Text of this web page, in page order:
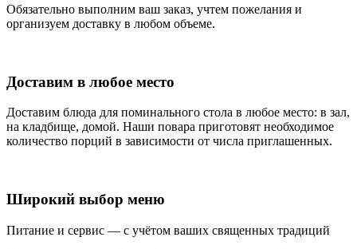
Обязательно выполним ваш заказ, учтем пожелания и
организуем доставку в любом объеме.
Доставим в любое место
Доставим блюда для поминального стола в любое место: в зал,
на кладбище, домой. Наши повара приготовят необходимое
количество порций в зависимости от числа приглашенных.
Широкий выбор меню
Питание и сервис — с учётом ваших священных традиций